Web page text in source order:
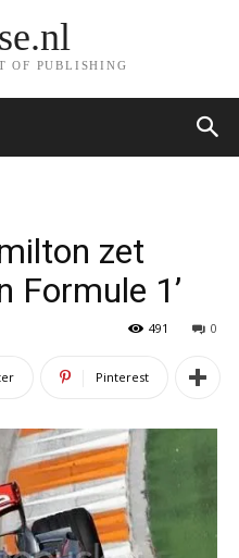
OF PUBLISHING
zet
Formule 1’
0
491
Pinterest